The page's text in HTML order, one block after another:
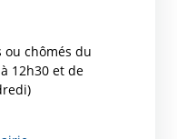
chômés du
12h30 et de